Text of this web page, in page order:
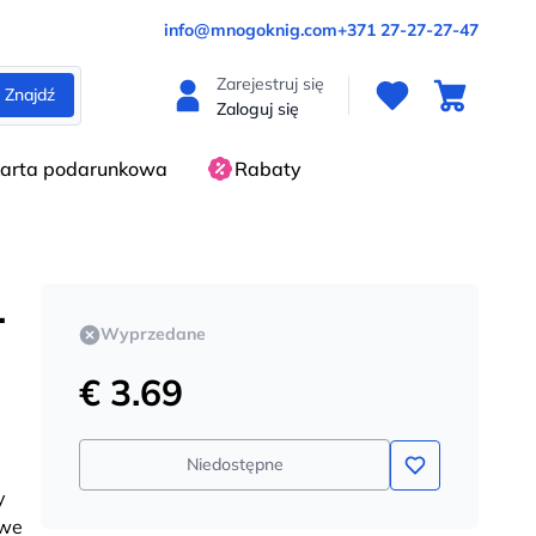
info@mnogoknig.com+371 27-27-27-47
Znajdź
Zarejestruj się
Zaloguj się
podarunkowa Rabaty
Wyprzedane
€ 3.69
Niedostępne